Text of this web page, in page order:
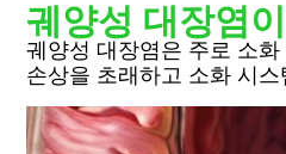
궤양성 대장염
궤양성 대장염은 주로 소
손상을 초래하고 소화 시